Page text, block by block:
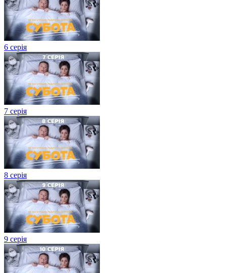
6 серія
7 серія
8 серія
9 серія